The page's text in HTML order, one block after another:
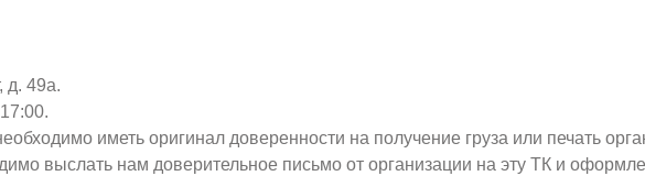
д. 49а.
иметь оригинал доверенности на получение груза или печать
выслать нам доверительное письмо от организации на эту ТК и